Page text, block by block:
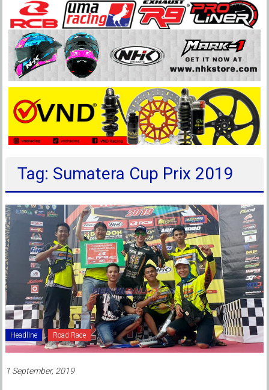
Tag: Sumatera Cup Prix 2019
Headline Road Race
1 September, 2019